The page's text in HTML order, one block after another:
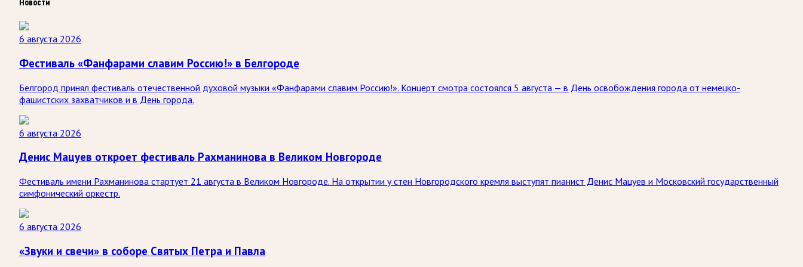
Новости
6 августа 2026
Фестиваль «Фанфарами славим Россию!» в Белгороде
Белгород принял фестиваль отечественной духовой музыки «Фанфарами славим Россию!». Концерт смотра состоялся 5 августа — в День освобождения города от немецко-
фашистских захватчиков и в День города.
6 августа 2026
Денис Мацуев откроет фестиваль Рахманинова в Великом Новгороде
Фестиваль имени Рахманинова стартует 21 августа в Великом Новгороде. На открытии у стен Новгородского кремля выступят пианист Денис Мацуев и Московский государственный
симфонический оркестр.
6 августа 2026
«Звуки и свечи» в соборе Святых Петра и Павла